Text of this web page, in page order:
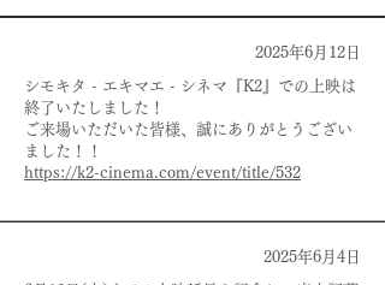
2025年6月12日
シモキタ - エキマエ - シネマ『K2』での上映は
終了いたしました！
ご来場いただいた皆様、誠にありがとうござい
ました！！
https://k2-cinema.com/event/title/532
2025年6月4日